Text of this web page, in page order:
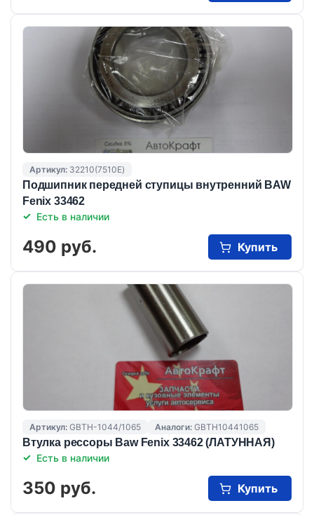
Артикул: 32210(7510E)
Подшипник передней ступицы внутренний BAW
Fenix 33462
Есть в наличии
490 руб. Купить
Артикул: GBTH-1044/1065 Аналоги: GBTH10441065
Втулка рессоры Baw Fenix 33462 (ЛАТУННАЯ)
Есть в наличии
350 руб. Купить